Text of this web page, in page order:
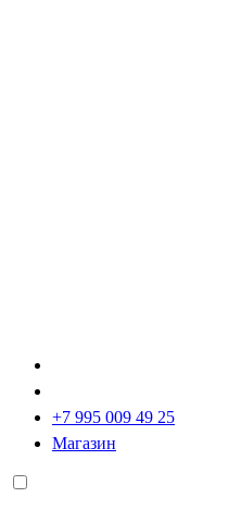
+7 995 009 49 25
Магазин